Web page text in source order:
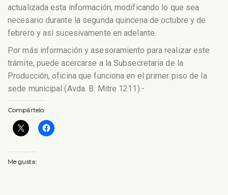
actualizada esta información, modificando lo que sea
necesario durante la segunda quincena de octubre y de
febrero y así sucesivamente en adelante.
Por más información y asesoramiento para realizar este
trámite, puede acercarse a la Subsecretaria de la
Producción, oficina que funciona en el primer piso de la
sede municipal (Avda. B. Mitre 1211).-
Compártelo:
Me gusta: